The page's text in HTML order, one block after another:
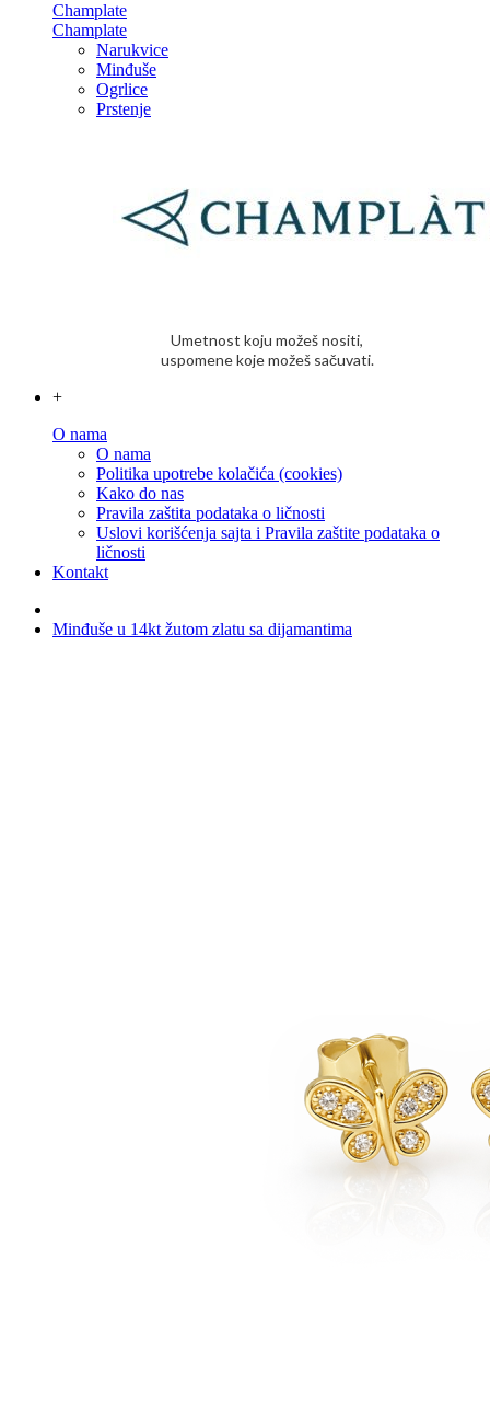
Champlate
Champlate
Narukvice
Minđuše
Ogrlice
Prstenje
Umetnost koju možeš nositi,
uspomene koje možeš sačuvati.
+
O nama
O nama
Politika upotrebe kolačića (cookies)
Kako do nas
Pravila zaštita podataka o ličnosti
Uslovi korišćenja sajta i Pravila zaštite podataka o
ličnosti
Kontakt
Minđuše u 14kt žutom zlatu sa dijamantima